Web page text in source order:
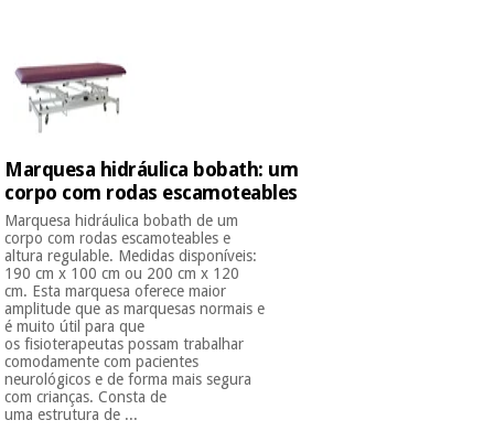
Marquesa hidráulica bobath: um
corpo com rodas escamoteables
Marquesa hidráulica bobath de um
corpo com rodas escamoteables e
altura regulable. Medidas disponíveis:
190 cm x 100 cm ou 200 cm x 120
cm. Esta marquesa oferece maior
amplitude que as marquesas normais e
é muito útil para que
os fisioterapeutas possam trabalhar
comodamente com pacientes
neurológicos e de forma mais segura
com crianças. Consta de
uma estrutura de ...